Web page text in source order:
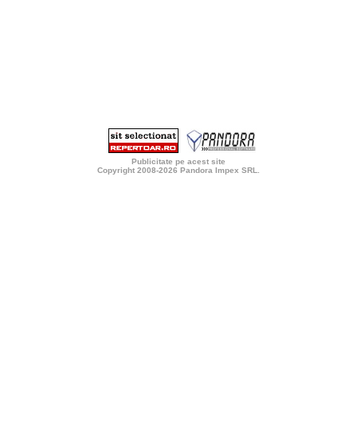
Publicitate pe acest site
Copyright 2008-2026 Pandora Impex SRL